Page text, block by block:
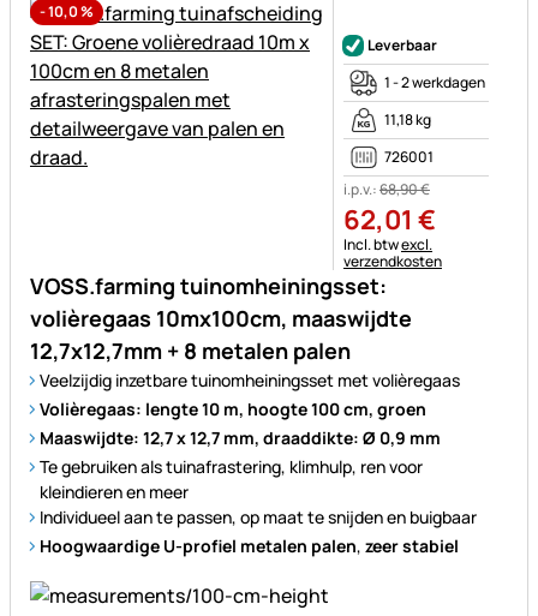
-10,0%
VOSS.farming tuinomheiningsset:
volièregaas 10mx100cm, maaswijdte
12,7x12,7mm + 8 metalen palen
Veelzijdig inzetbare tuinomheiningsset met volièregaas
Volièregaas: lengte 10 m, hoogte 100 cm, groen
Maaswijdte: 12,7 x 12,7 mm, draaddikte: Ø 0,9 mm
Te gebruiken als tuinafrastering, klimhulp, ren voor
kleindieren en meer
Individueel aan te passen, op maat te snijden en buigbaar
Hoogwaardige U-profiel metalen palen, zeer stabiel
Leverbaar
1 - 2 werkdagen
11,18 kg
726001
i.p.v.:68,90€
62,01 €
Belastinginformatie:
Incl. btwexcl.
verzendkosten